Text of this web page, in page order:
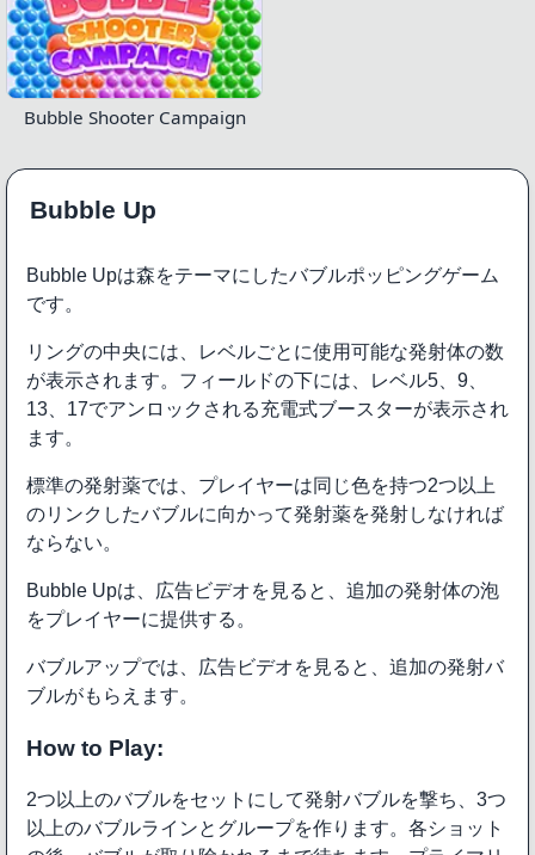
Bubble Shooter Campaign
Bubble Up
Bubble Upは森をテーマにしたバブルポッピングゲーム
です。
リングの中央には、レベルごとに使用可能な発射体の数
が表示されます。フィールドの下には、レベル5、9、
13、17でアンロックされる充電式ブースターが表示され
ます。
標準の発射薬では、プレイヤーは同じ色を持つ2つ以上
のリンクしたバブルに向かって発射薬を発射しなければ
ならない。
Bubble Upは、広告ビデオを見ると、追加の発射体の泡
をプレイヤーに提供する。
バブルアップでは、広告ビデオを見ると、追加の発射バ
ブルがもらえます。
How to Play:
2つ以上のバブルをセットにして発射バブルを撃ち、3つ
以上のバブルラインとグループを作ります。各ショット